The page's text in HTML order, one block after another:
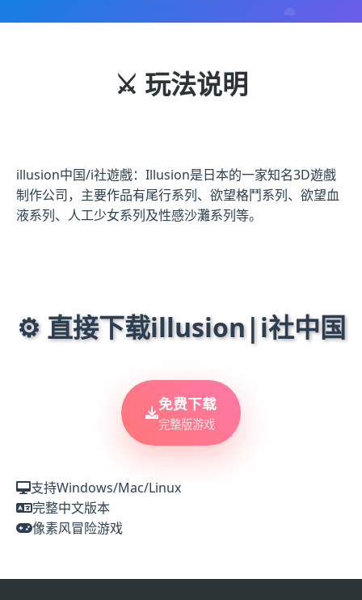
⚔️ 玩法说明
illusion中国/i社遊戲：Illusion是日本的一家知名3D遊戲
制作公司，主要作品有尾行系列、欲望格鬥系列、欲望血
液系列、人工少女系列及性感沙灘系列等。
⚙️ 直接下载illusion|i社中国
免费下载
完整版游戏
支持Windows/Mac/Linux
完整中文版本
像素风冒险游戏